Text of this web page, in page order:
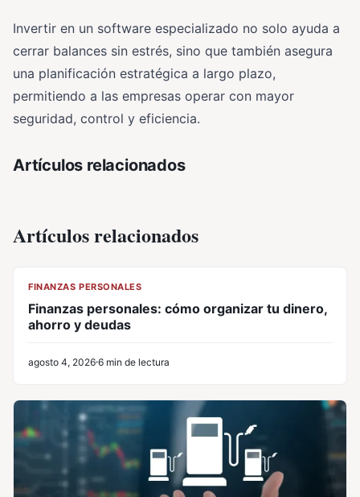
Invertir en un software especializado no solo ayuda a
cerrar balances sin estrés, sino que también asegura
una planificación estratégica a largo plazo,
permitiendo a las empresas operar con mayor
seguridad, control y eficiencia.
Artículos relacionados
Artículos relacionados
FINANZAS PERSONALES
Finanzas personales: cómo organizar tu dinero,
ahorro y deudas
agosto 4, 2026 6 min de lectura